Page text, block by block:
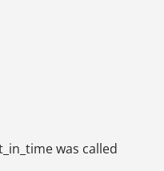
was called